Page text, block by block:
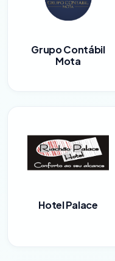
Grupo Contábil
Mota
Hotel Palace